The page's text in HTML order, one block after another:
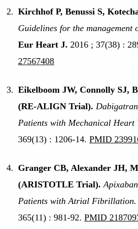
Kirchhof P, Benussi S,
Guidelines for the
Eur Heart J. 2016 ; 37(38) :
27567408
Eikelboom JW, Connolly SJ,
(RE-ALIGN Trial).
Patients with Mechanical Heart
369(13) : 1206-14. PMID
Granger CB, Alexander JH,
(ARISTOTLE Trial).
Patients with Atrial Fibrillation.
365(11) : 981-92. PMID